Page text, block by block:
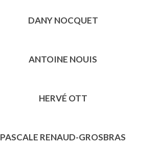
DANY NOCQUET
ANTOINE NOUIS
HERVÉ OTT
PASCALE RENAUD-GROSBRAS